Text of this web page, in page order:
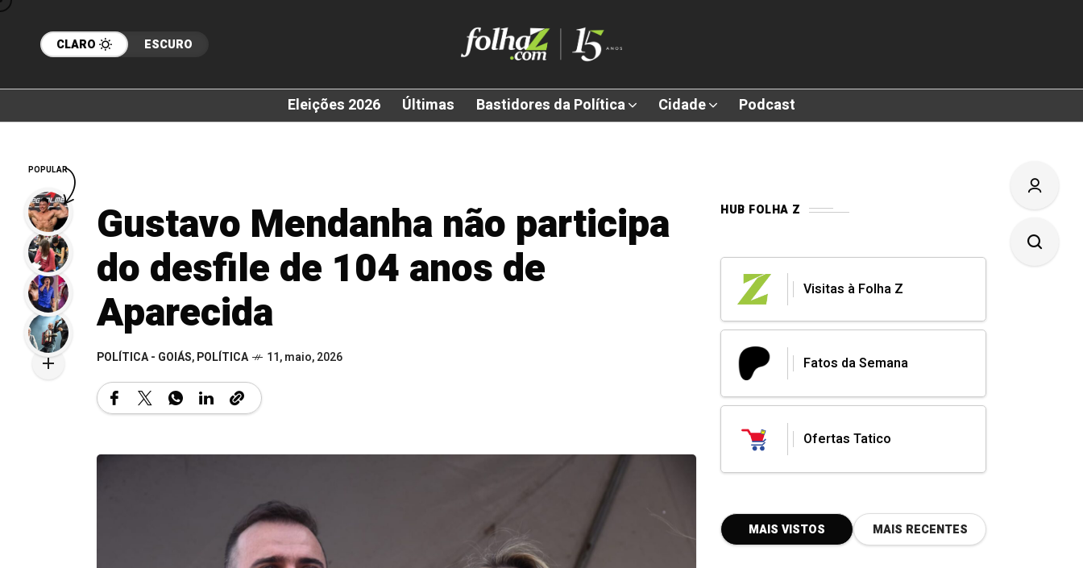
CLARO ESCURO
Eleições 2026 Últimas Bastidores da Política Cidade Podcast
Gustavo Mendanha não participa
do desfile de 104 anos de
Aparecida
POLÍTICA - GOIÁS,POLÍTICA 11, maio, 2026
HUB FOLHA Z
Visitas à Folha Z
Fatos da Semana
Ofertas Tatico
MAIS VISTOS MAIS RECENTES
POPULAR